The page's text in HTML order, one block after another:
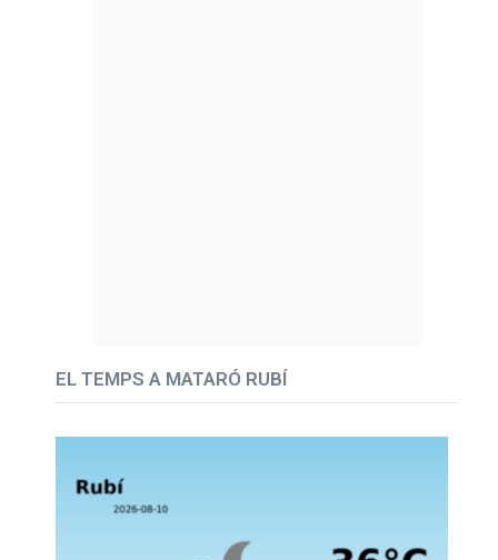
EL TEMPS A MATARÓ RUBÍ